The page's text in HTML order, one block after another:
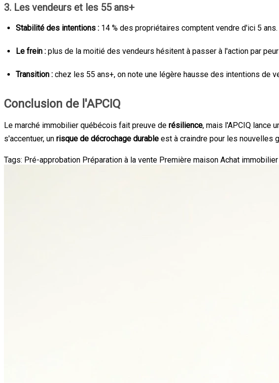
3. Les vendeurs et les 55 ans+
Stabilité des intentions : 14 % des propriétaires comptent vendre d'ici 5 ans.
Le frein : plus de la moitié des vendeurs hésitent à passer à l'action par
Transition : chez les 55 ans+, on note une légère hausse des intentions de
Conclusion de l'APCIQ
Le marché immobilier québécois fait preuve de résilience, mais l'APCIQ lance
s'accentuer, un risque de décrochage durable est à craindre pour les nouvelles
Tags: Pré-approbation Préparation à la vente Première maison Achat immobilier